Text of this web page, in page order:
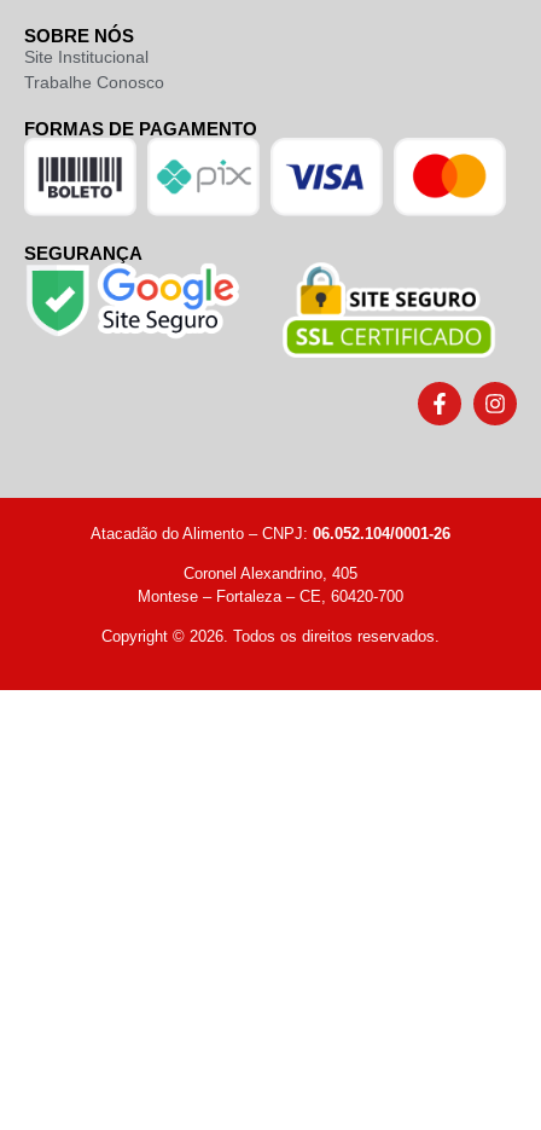
SOBRE NÓS
Site Institucional
Trabalhe Conosco
FORMAS DE PAGAMENTO
SEGURANÇA
Atacadão do Alimento – CNPJ: 06.052.104/0001-26
Coronel Alexandrino, 405
Montese – Fortaleza – CE, 60420-700
Copyright © 2026. Todos os direitos reservados.